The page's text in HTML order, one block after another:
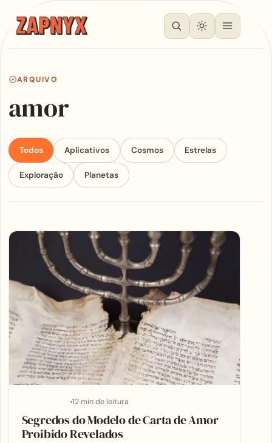
ARQUIVO
amor
Todos Aplicativos Cosmos Estrelas
Exploração Planetas
Articles
12 min de leitura
Segredos do Modelo de Carta de Amor
Proibido Revelados